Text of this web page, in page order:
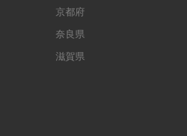
京都府
奈良県
滋賀県